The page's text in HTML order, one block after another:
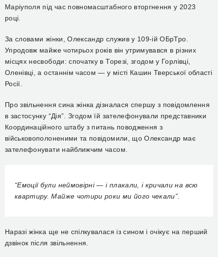
Маріуполя під час повномасштабного вторгнення у 2023
році.
За словами жінки, Олександр служив у 109-ій ОБрТро.
Упродовж майже чотирьох років він утримувався в різних
місцях несвободи: спочатку в Торезі, згодом у Горлівці,
Оленівці, а останнім часом — у місті Кашин Тверської області
Росії.
Про звільнення сина жінка дізналася спершу з повідомлення
в застосунку “Дія”. Згодом їй зателефонували представники
Координаційного штабу з питань поводження з
військовополоненими та повідомили, що Олександр має
зателефонувати найближчим часом.
“Емоції були неймовірні — і плакали, і кричали на всю
квартиру. Майже чотири роки ми його чекали”.
Наразі жінка ще не спілкувалася із сином і очікує на перший
дзвінок після звільнення.